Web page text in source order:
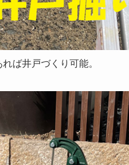
ば井戸づくり可能。